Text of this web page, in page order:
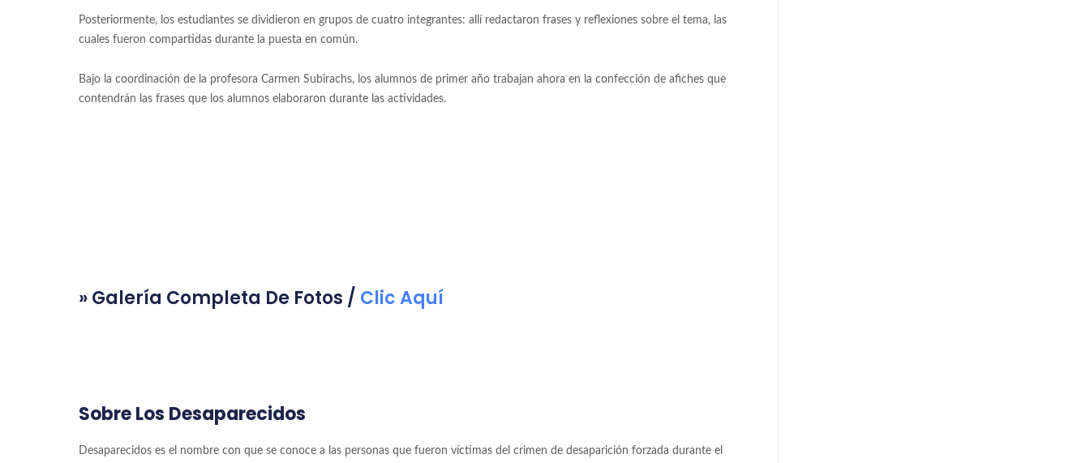
Posteriormente, los estudiantes se dividieron en grupos de cuatro integrantes: allí redactaron frases y reflexiones sobre el tema, las
cuales fueron compartidas durante la puesta en común.
Bajo la coordinación de la profesora Carmen Subirachs, los alumnos de primer año trabajan ahora en la confección de afiches que
contendrán las frases que los alumnos elaboraron durante las actividades.
» Galería Completa De Fotos / Clic Aquí
Sobre Los Desaparecidos
Desaparecidos es el nombre con que se conoce a las personas que fueron víctimas del crimen de desaparición forzada durante el